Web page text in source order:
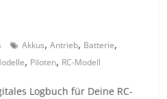
Akkus,Antrieb, Batterie,
, Piloten, RC-Modell
Logbuch für Deine RC-